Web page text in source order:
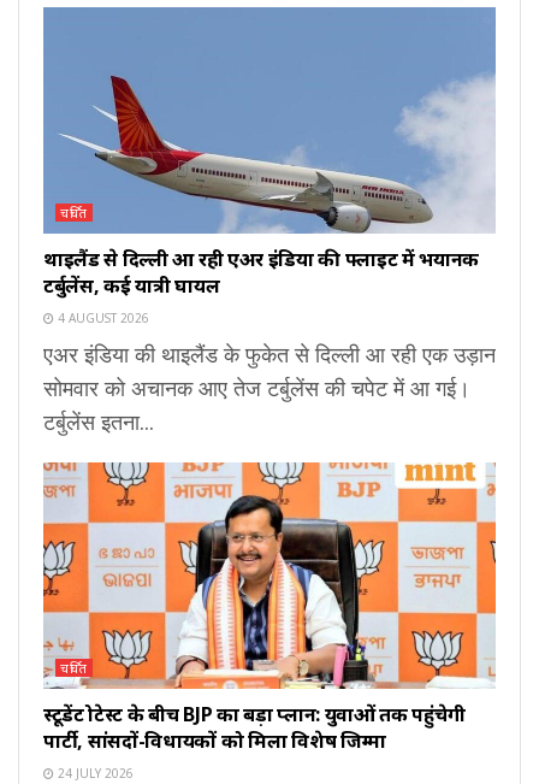
चर्चित
थाइलैंड से दिल्ली आ रही एअर इंडिया की फ्लाइट में भयानक
टर्बुलेंस, कई यात्री घायल
4 AUGUST 2026
एअर इंडिया की थाइलैंड के फुकेत से दिल्ली आ रही एक उड़ान
सोमवार को अचानक आए तेज टर्बुलेंस की चपेट में आ गई।
टर्बुलेंस इतना...
चर्चित
स्टूडेंट प्रोटेस्ट के बीच BJP का बड़ा प्लान: युवाओं तक पहुंचेगी
पार्टी, सांसदों-विधायकों को मिला विशेष जिम्मा
24 JULY 2026